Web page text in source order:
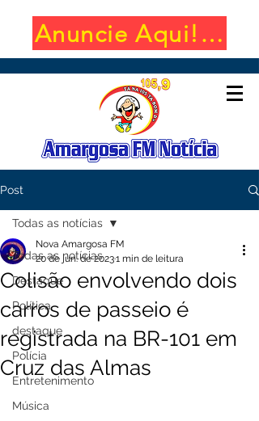
Anuncie Aqui!
Post
Todas as notícias
Destaque
Política
destaque
Polícia
Entretenimento
Música
Todas as notícias
Colisão envolvendo dois
carros de passeio é
registrada na BR-101 em
Cruz das Almas
Nova Amargosa FM
20 de jun. de 20231 min de leitura